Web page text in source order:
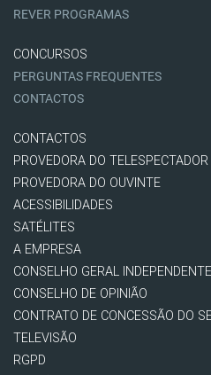
REVER PROGRAMAS
CONCURSOS
PERGUNTAS FREQUENTES
CONTACTOS
CONTACTOS
PROVEDORA DO TELESPECTADOR
PROVEDORA DO OUVINTE
ACESSIBILIDADES
SATÉLITES
A EMPRESA
CONSELHO GERAL INDEPENDENTE
CONSELHO DE OPINIÃO
CONTRATO DE CONCESSÃO DO
TELEVISÃO
RGPD